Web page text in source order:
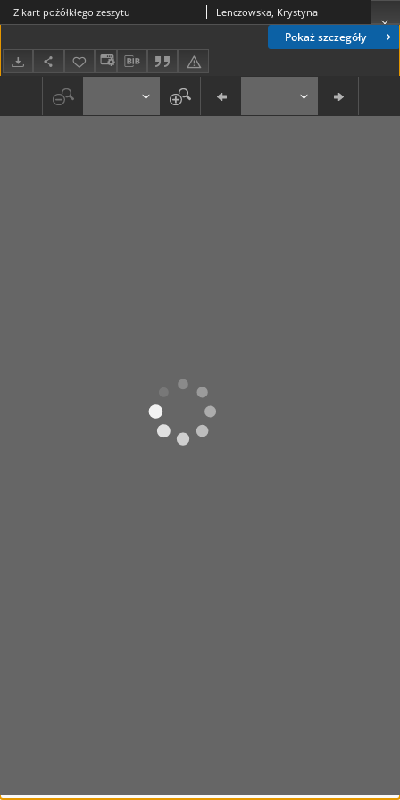
Pokaż szczegóły
Z kart pożółkłego zeszytu Lenczowska, Krystyna